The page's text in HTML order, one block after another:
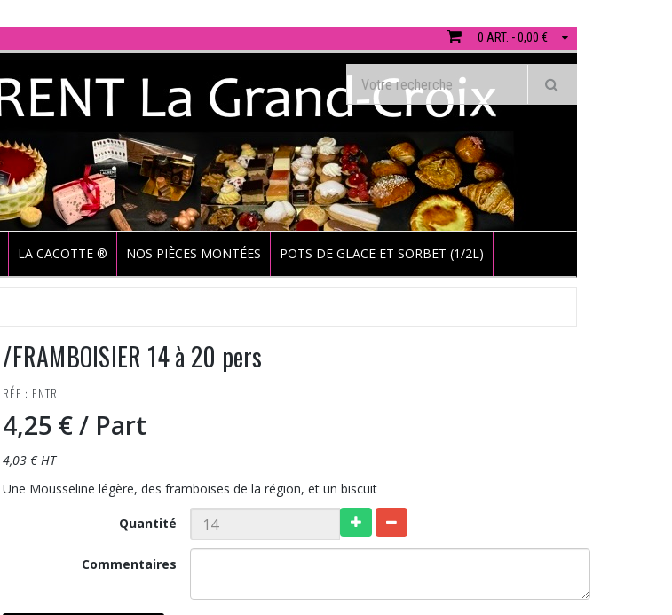
0 ART. - 0,00 €
LA CACOTTE ® NOS PIÈCES MONTÉES POTS DE GLACE ET SORBET (1/2L)
/FRAMBOISIER 14 à 20 pers
RÉF : ENTR
4,25 €/ Part
4,03 € HT
Une Mousseline légère, des framboises de la région, et un biscuit
Quantité
Commentaires